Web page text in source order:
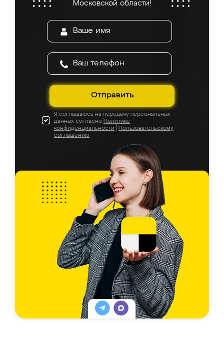
Московской области!
Отправить
Я соглашаюсь на передачу персональных
данных согласно Политике
конфиденциальности
Пользовательскому
соглашению